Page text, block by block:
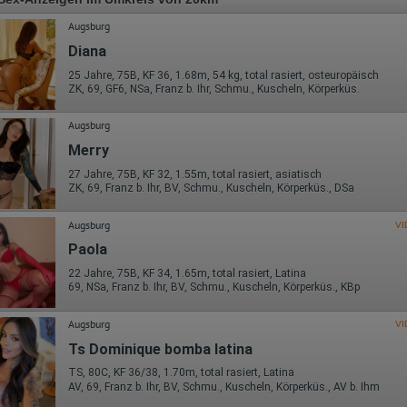
Augsburg
Diana
25 Jahre, 75B, KF 36, 1.68m, 54 kg, total rasiert, osteuropäisch
ZK, 69, GF6, NSa, Franz b. Ihr, Schmu., Kuscheln, Körperküs.
Augsburg
Merry
27 Jahre, 75B, KF 32, 1.55m, total rasiert, asiatisch
ZK, 69, Franz b. Ihr, BV, Schmu., Kuscheln, Körperküs., DSa
Augsburg
Paola
22 Jahre, 75B, KF 34, 1.65m, total rasiert, Latina
69, NSa, Franz b. Ihr, BV, Schmu., Kuscheln, Körperküs., KBp
Augsburg
Ts Dominique bomba latina
TS, 80C, KF 36/38, 1.70m, total rasiert, Latina
AV, 69, Franz b. Ihr, BV, Schmu., Kuscheln, Körperküs., AV b. Ihm